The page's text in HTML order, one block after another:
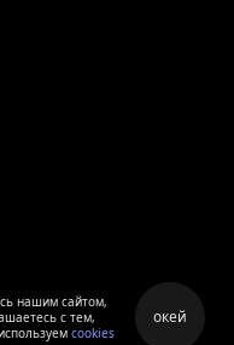
нашим сайтом,
с тем,
cookies
окей